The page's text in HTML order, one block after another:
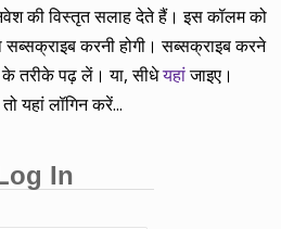
की विस्तृत सलाह देते हैं। इस कॉलम को
करनी होगी। सब्सक्राइब करने
तरीके पढ़ लें। या, सीधेयहांजाइए।
यहां लॉगिन करें...
In